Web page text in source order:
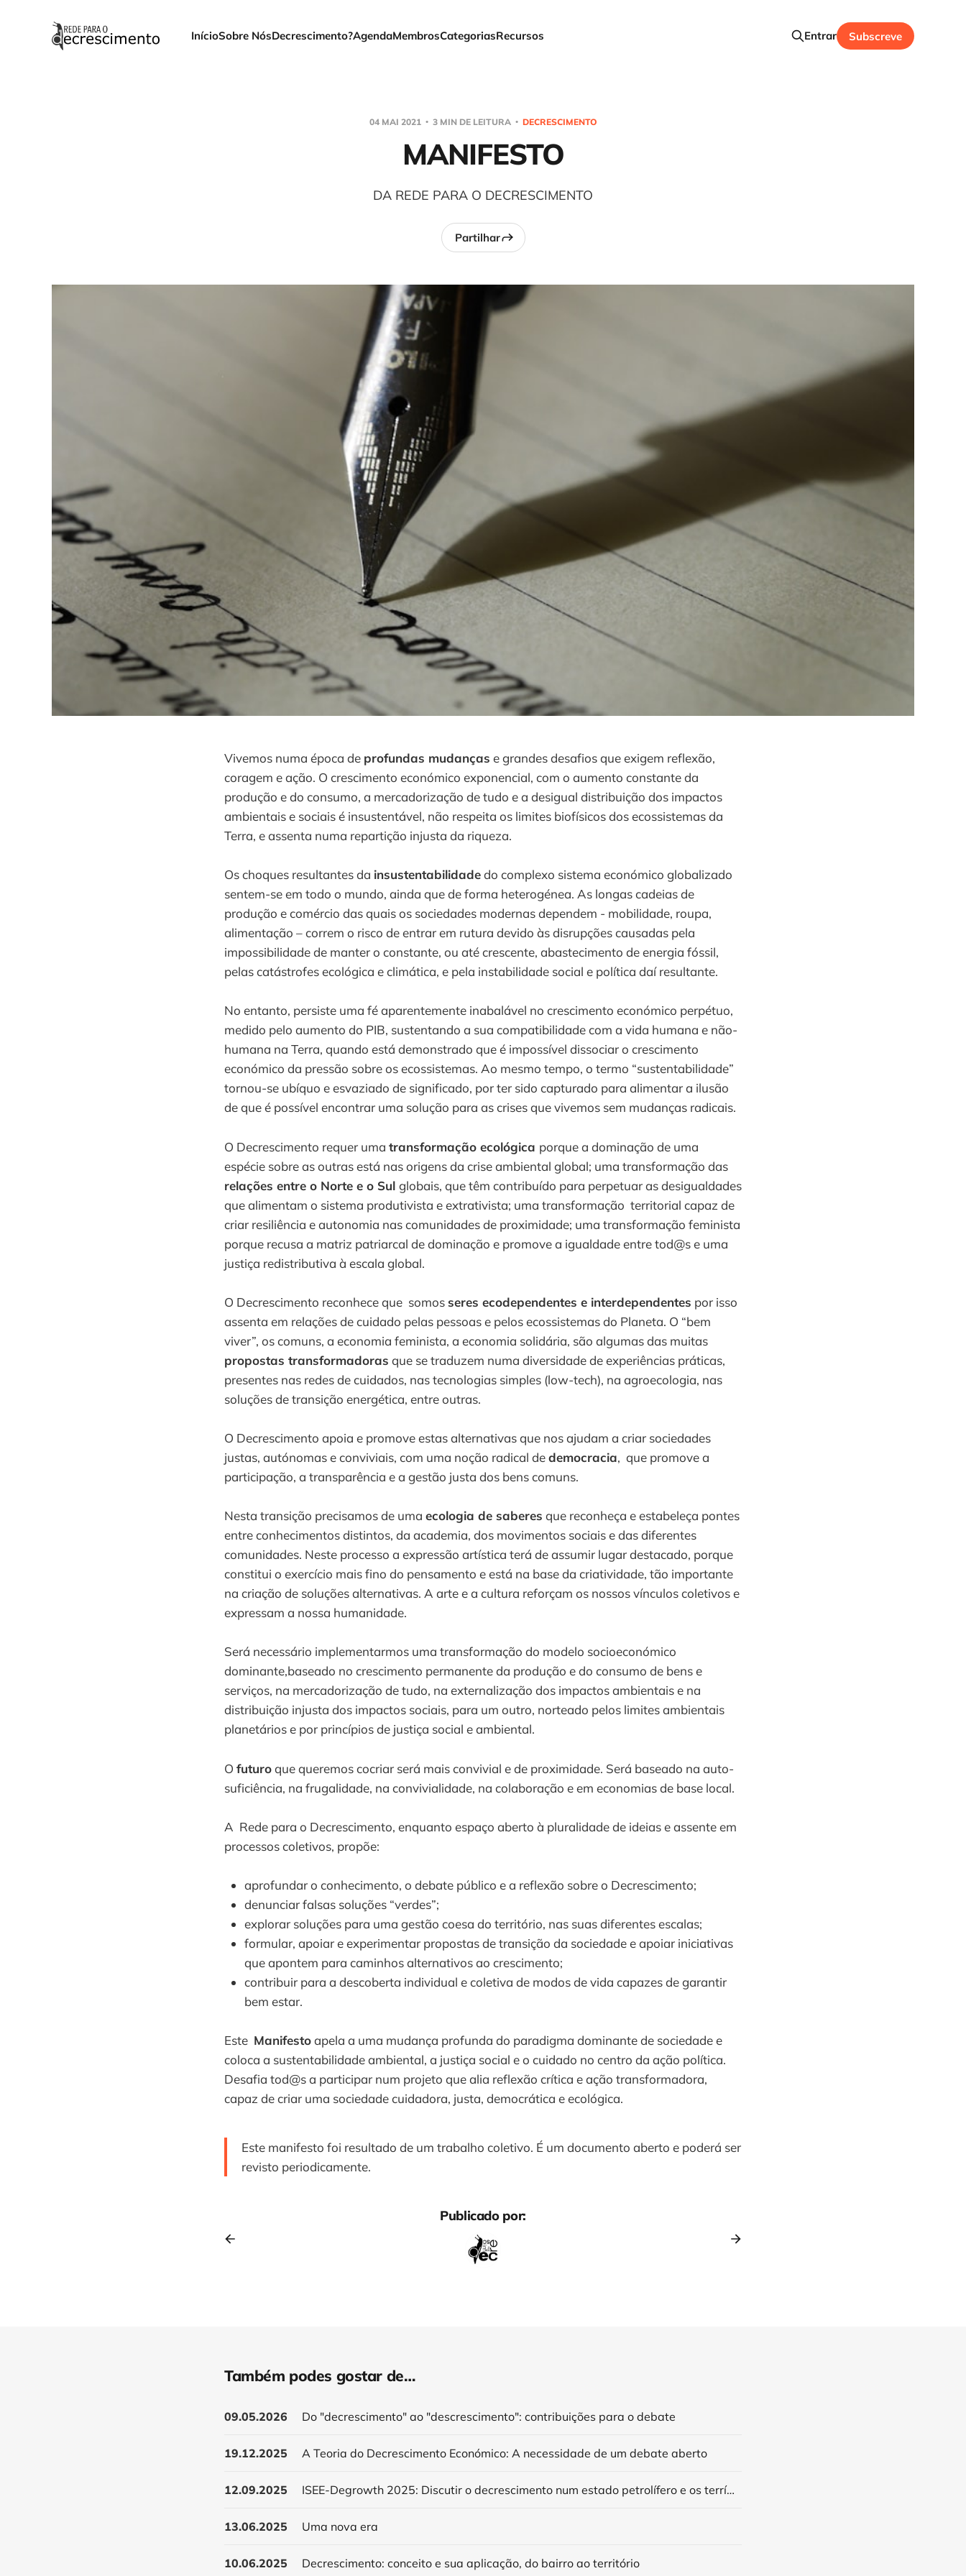
InícioSobre NósDecrescimento?AgendaMembrosCategoriasRecursos Entrar Subscreve
04 MAI 2021 3 MIN DE LEITURA DECRESCIMENTO
MANIFESTO
DA REDE PARA O DECRESCIMENTO
Partilhar
Vivemos numa época de profundas mudanças e grandes desafios que exigem reflexão,
coragem e ação. O crescimento económico exponencial, com o aumento constante da
produção e do consumo, a mercadorização de tudo e a desigual distribuição dos impactos
ambientais e sociais é insustentável, não respeita os limites biofísicos dos ecossistemas da
Terra, e assenta numa repartição injusta da riqueza.
Os choques resultantes da insustentabilidadedo complexo sistema económico globalizado
sentem-se em todo o mundo, ainda que de forma heterogénea. As longas cadeias de
produção e comércio das quais os sociedades modernas dependem - mobilidade, roupa,
alimentação – correm o risco de entrar em rutura devido às disrupções causadas pela
impossibilidade de manter o constante, ou até crescente, abastecimento de energia fóssil,
pelas catástrofes ecológica e climática, e pela instabilidade social e política daí resultante.
No entanto, persiste uma fé aparentemente inabalável no crescimento económico perpétuo,
medido pelo aumento do PIB, sustentando a sua compatibilidade com a vida humana e não-
humana na Terra, quando está demonstrado que é impossível dissociar o crescimento
económico da pressão sobre os ecossistemas. Ao mesmo tempo, o termo “sustentabilidade”
tornou-se ubíquo e esvaziado de significado, por ter sido capturado para alimentar a ilusão
de que é possível encontrar uma solução para as crises que vivemos sem mudanças radicais.
O Decrescimento requer uma transformação ecológica porque a dominação de uma
espécie sobre as outras está nas origens da crise ambiental global; uma transformação das
relações entre o Norte e o Sul globais, que têm contribuído para perpetuar as desigualdades
que alimentam o sistema produtivista e extrativista; uma transformação territorial capaz de
criar resiliência e autonomia nas comunidades de proximidade; uma transformação feminista
porque recusa a matriz patriarcal de dominação e promove a igualdade entre tod@s e uma
justiça redistributiva à escala global.
O Decrescimento reconhece que somos seres ecodependentes e interdependentes por isso
assenta em relações de cuidado pelas pessoas e pelos ecossistemas do Planeta. O “bem
viver”, os comuns, a economia feminista, a economia solidária, são algumas das muitas
propostas transformadoras que se traduzem numa diversidade de experiências práticas,
presentes nas redes de cuidados, nas tecnologias simples (low-tech), na agroecologia, nas
soluções de transição energética, entre outras.
O Decrescimento apoia e promove estas alternativas que nos ajudam a criar sociedades
justas, autónomas e conviviais, com uma noção radical dedemocracia, que promove a
participação, a transparência e a gestão justa dos bens comuns.
Nesta transição precisamos de uma ecologia de saberes que reconheça e estabeleça pontes
entre conhecimentos distintos, da academia, dos movimentos sociais e das diferentes
comunidades. Neste processo a expressão artística terá de assumir lugar destacado, porque
constitui o exercício mais fino do pensamento e está na base da criatividade, tão importante
na criação de soluções alternativas. A arte e a cultura reforçam os nossos vínculos coletivos e
expressam a nossa humanidade.
Será necessário implementarmos uma transformação do modelo socioeconómico
dominante,baseado no crescimento permanente da produção e do consumo de bens e
serviços, na mercadorização de tudo, na externalização dos impactos ambientais e na
distribuição injusta dos impactos sociais, para um outro, norteado pelos limites ambientais
planetários e por princípios de justiça social e ambiental.
O futuroque queremos cocriar será mais convivial e de proximidade. Será baseado na auto-
suficiência, na frugalidade, na convivialidade, na colaboração e em economias de base local.
A Rede para o Decrescimento, enquanto espaço aberto à pluralidade de ideias e assente em
processos coletivos, propõe:
aprofundar o conhecimento, o debate público e a reflexão sobre o Decrescimento;
denunciar falsas soluções “verdes”;
explorar soluções para uma gestão coesa do território, nas suas diferentes escalas;
formular, apoiar e experimentar propostas de transição da sociedade e apoiar iniciativas
que apontem para caminhos alternativos ao crescimento;
contribuir para a descoberta individual e coletiva de modos de vida capazes de garantir
bem estar.
Este Manifestoapela a uma mudança profunda do paradigma dominante de sociedade e
coloca a sustentabilidade ambiental, a justiça social e o cuidado no centro da ação política.
Desafia tod@s a participar num projeto que alia reflexão crítica e ação transformadora,
capaz de criar uma sociedade cuidadora, justa, democrática e ecológica.
Este manifesto foi resultado de um trabalho coletivo. É um documento aberto e poderá ser
revisto periodicamente.
Publicado por:
Também podes gostar de…
09.05.2026 Do "decrescimento" ao "descrescimento": contribuições para o debate
19.12.2025 A Teoria do Decrescimento Económico: A necessidade de um debate aberto
12.09.2025 ISEE-Degrowth 2025: Discutir o decrescimento num estado petrolífero e os terríveis dilemas da modernidade colonial
13.06.2025 Uma nova era
10.06.2025 Decrescimento: conceito e sua aplicação, do bairro ao território